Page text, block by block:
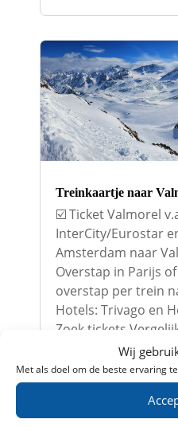
Wij
Met als doel om de beste ervaring
Treinkaartje naar
☑️ Ticket Valmorel
InterCity/Eurostar
Amsterdam naar
Overstap in Parijs
overstap per trein
Hotels: Trivago en
Zoek tickets
lees meer...